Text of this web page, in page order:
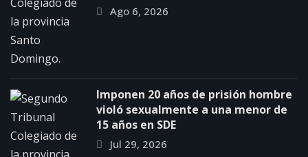
Ago 6, 2026
Imponen 20 años de prisión hombre
violó sexualmente a una menor de
15 años en SDE
Jul 29, 2026